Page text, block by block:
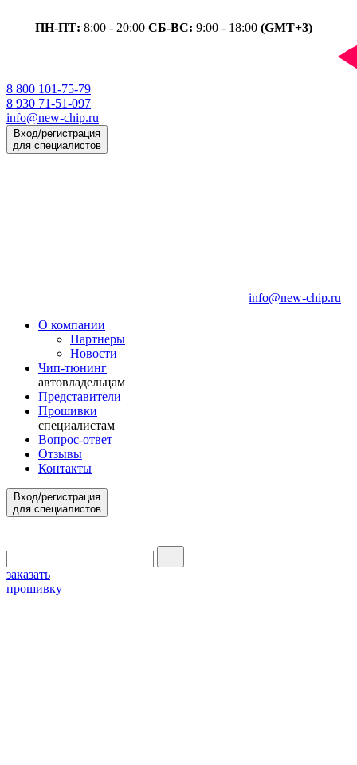
ПН-ПТ: 8:00 - 20:00 СБ-ВС: 9:00 - 18:00 (GMT+3)
8 800 101-75-79
8 930 71-51-097
info@new-chip.ru
Вход/регистрация
для специалистов
info@new-chip.ru
О компании
Партнеры
Новости
Чип-тюнинг
автовладельцам
Представители
Прошивки
специалистам
Вопрос-ответ
Отзывы
Контакты
Вход/регистрация
для специалистов
заказать
прошивку